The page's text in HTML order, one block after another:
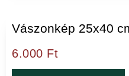
Vászonkép 25x40
6.000 Ft